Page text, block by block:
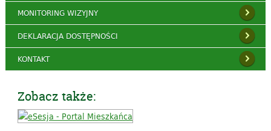
MONITORING WIZYJNY
DEKLARACJA DOSTĘPNOŚCI
KONTAKT
Zobacz także: